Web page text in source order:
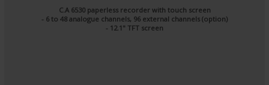
C.A 6530 paperless recorder with touch screen
- 6 to 48 analogue channels, 96 external channels (option)
- 12.1" TFT screen